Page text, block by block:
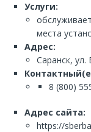
Услуги:
места
Адрес:
Саранск, ул.
8 (800)
Адрес сайта:
https://